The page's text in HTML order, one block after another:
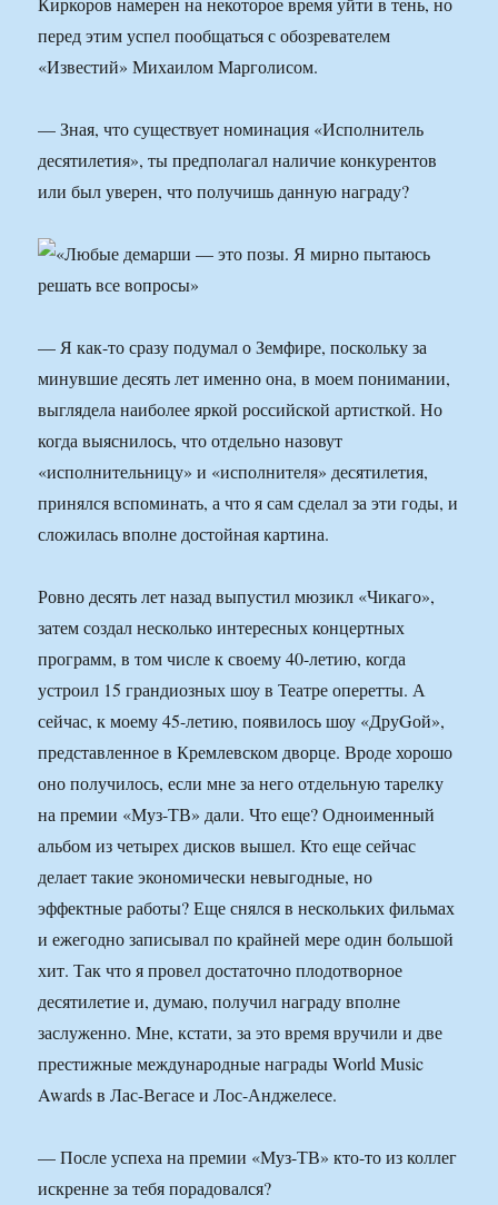
перед этим успел пообщаться с обозревателем
«Известий» Михаилом Марголисом.
— Зная, что существует номинация «Исполнитель
десятилетия», ты предполагал наличие конкурентов
или был уверен, что получишь данную награду?
— Я как-то сразу подумал о Земфире, поскольку за
минувшие десять лет именно она, в моем понимании,
выглядела наиболее яркой российской артисткой. Но
когда выяснилось, что отдельно назовут
«исполнительницу» и «исполнителя» десятилетия,
принялся вспоминать, а что я сам сделал за эти годы, и
сложилась вполне достойная картина.
Ровно десять лет назад выпустил мюзикл «Чикаго»,
затем создал несколько интересных концертных
программ, в том числе к своему 40-летию, когда
устроил 15 грандиозных шоу в Театре оперетты. А
сейчас, к моему 45-летию, появилось шоу «ДруGой»,
представленное в Кремлевском дворце. Вроде хорошо
оно получилось, если мне за него отдельную тарелку
на премии «Муз-ТВ» дали. Что еще? Одноименный
альбом из четырех дисков вышел. Кто еще сейчас
делает такие экономически невыгодные, но
эффектные работы? Еще снялся в нескольких фильмах
и ежегодно записывал по крайней мере один большой
хит. Так что я провел достаточно плодотворное
десятилетие и, думаю, получил награду вполне
заслуженно. Мне, кстати, за это время вручили и две
престижные международные награды World Music
Awards в Лас-Вегасе и Лос-Анджелесе.
— После успеха на премии «Муз-ТВ» кто-то из коллег
искренне за тебя порадовался?